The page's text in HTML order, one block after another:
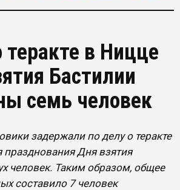
теракте в Ницце
Бастилии
семь человек
задержали по делу о теракте
Дня взятия
человек. Таким образом, общее
составило 7 человек